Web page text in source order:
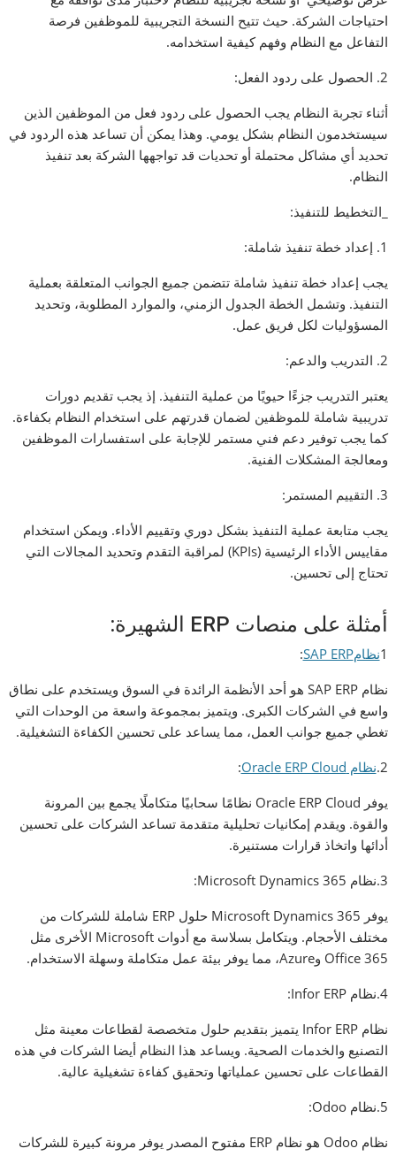
احتياجات الشركة. حيث تتيح النسخة التجريبية للموظفين فرصة
التفاعل مع النظام وفهم كيفية استخدامه.
2. الحصول على ردود الفعل:
أثناء تجربة النظام يجب الحصول على ردود فعل من الموظفين الذين
سيستخدمون النظام بشكل يومي. وهذا يمكن أن تساعد هذه الردود في
تحديد أي مشاكل محتملة أو تحديات قد تواجهها الشركة بعد تنفيذ
النظام.
_التخطيط للتنفيذ:
1. إعداد خطة تنفيذ شاملة:
يجب إعداد خطة تنفيذ شاملة تتضمن جميع الجوانب المتعلقة بعملية
التنفيذ. وتشمل الخطة الجدول الزمني، والموارد المطلوبة، وتحديد
المسؤوليات لكل فريق عمل.
2. التدريب والدعم:
يعتبر التدريب جزءًا حيويًا من عملية التنفيذ. إذ يجب تقديم دورات
تدريبية شاملة للموظفين لضمان قدرتهم على استخدام النظام بكفاءة.
كما يجب توفير دعم فني مستمر للإجابة على استفسارات الموظفين
ومعالجة المشكلات الفنية.
3. التقييم المستمر:
يجب متابعة عملية التنفيذ بشكل دوري وتقييم الأداء. ويمكن استخدام
مقاييس الأداء الرئيسية (KPIs) لمراقبة التقدم وتحديد المجالات التي
تحتاج إلى تحسين.
أمثلة على منصات ERP الشهيرة:
1نظامSAP ERP
:
نظام SAP ERP هو أحد الأنظمة الرائدة في السوق ويستخدم على نطاق
واسع في الشركات الكبرى. ويتميز بمجموعة واسعة من الوحدات التي
تغطي جميع جوانب العمل، مما يساعد على تحسين الكفاءة التشغيلية.
2. نظام Oracle ERP Cloud
:
يوفر Oracle ERP Cloud نظامًا سحابيًا متكاملًا يجمع بين المرونة
والقوة. ويقدم إمكانيات تحليلية متقدمة تساعد الشركات على تحسين
أدائها واتخاذ قرارات مستنيرة.
3.نظام Microsoft Dynamics 365:
يوفر Microsoft Dynamics 365 حلول ERP شاملة للشركات من
مختلف الأحجام. ويتكامل بسلاسة مع أدوات Microsoft الأخرى مثل
Office 365 وAzure، مما يوفر بيئة عمل متكاملة وسهلة الاستخدام.
4.نظام Infor ERP:
نظام Infor ERP يتميز بتقديم حلول متخصصة لقطاعات معينة مثل
التصنيع والخدمات الصحية. ويساعد هذا النظام أيضا الشركات في هذه
القطاعات على تحسين عملياتها وتحقيق كفاءة تشغيلية عالية.
5.نظام Odoo:
نظام Odoo هو نظام ERP مفتوح المصدر يوفر مرونة كبيرة للشركات